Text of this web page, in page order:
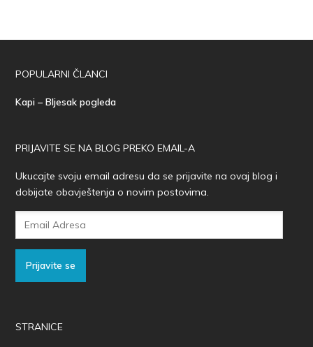
POPULARNI ČLANCI
Kapi – Bljesak pogleda
PRIJAVITE SE NA BLOG PREKO EMAIL-A
Ukucajte svoju email adresu da se prijavite na ovaj blog i
dobijate obavještenja o novim postovima.
Prijavite se
STRANICE